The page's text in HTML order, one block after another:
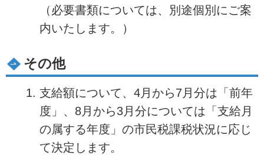
（必要書類については、別途個別にご案
内いたします。）
その他
支給額について、4月から7月分は「前年
度」、8月から3月分については「支給月
の属する年度」の市民税課税状況に応じ
て決定します。